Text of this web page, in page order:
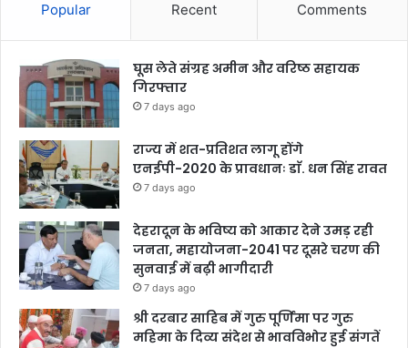
Popular Recent Comments
घूस लेते संग्रह अमीन और वरिष्ठ सहायक
गिरफ्तार
7 days ago
राज्य में शत-प्रतिशत लागू होंगे
एनईपी-2020 के प्रावधानः डाॅ. धन सिंह रावत
7 days ago
देहरादून के भविष्य को आकार देने उमड़ रही
जनता, महायोजना-2041 पर दूसरे चरण की
सुनवाई में बढ़ी भागीदारी
7 days ago
श्री दरबार साहिब में गुरु पूर्णिमा पर गुरु
महिमा के दिव्य संदेश से भावविभोर हुई संगतें